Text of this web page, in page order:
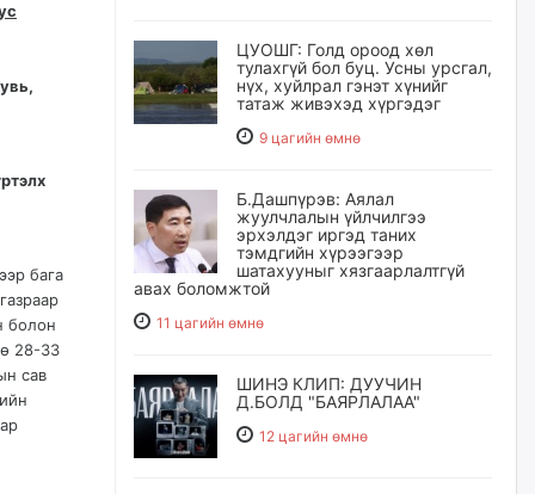
бага
болон
28-33
сав
ЦУОШГ: Голд ороод хөл
тулахгүй бол буц. Усны урсгал,
нүх, хуйлрал гэнэт хүнийг
татаж живэхэд хүргэдэг
9 цагийн өмнө
Б.Дашпүрэв: Аялал
жуулчлалын үйлчилгээ
эрхэлдэг иргэд таних
тэмдгийн хүрээгээр
шатахууныг хязгаарлалтгүй
авах боломжтой
11 цагийн өмнө
ШИНЭ КЛИП: ДУУЧИН
Д.БОЛД "БАЯРЛАЛАА"
12 цагийн өмнө